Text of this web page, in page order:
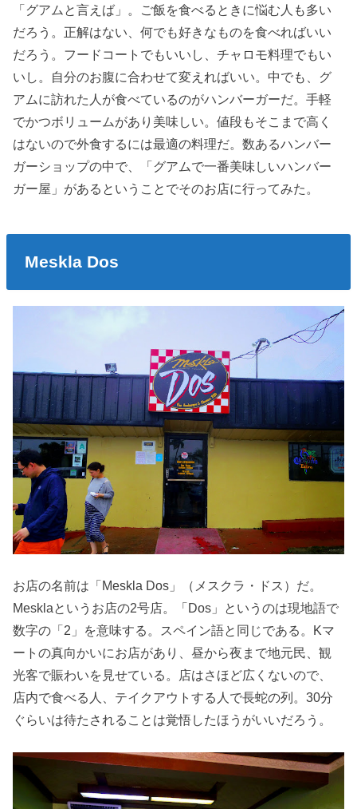
「グアムと言えば」。ご飯を食べるときに悩む人も多い
だろう。正解はない、何でも好きなものを食べればいい
だろう。フードコートでもいいし、チャロモ料理でもい
いし。自分のお腹に合わせて変えればいい。中でも、グ
アムに訪れた人が食べているのがハンバーガーだ。手軽
でかつボリュームがあり美味しい。値段もそこまで高く
はないので外食するには最適の料理だ。数あるハンバー
ガーショップの中で、「グアムで一番美味しいハンバー
ガー屋」があるということでそのお店に行ってみた。
Meskla Dos
お店の名前は「Meskla Dos」（メスクラ・ドス）だ。
Mesklaというお店の2号店。「Dos」というのは現地語で
数字の「2」を意味する。スペイン語と同じである。Kマ
ートの真向かいにお店があり、昼から夜まで地元民、観
光客で賑わいを見せている。店はさほど広くないので、
店内で食べる人、テイクアウトする人で長蛇の列。30分
ぐらいは待たされることは覚悟したほうがいいだろう。